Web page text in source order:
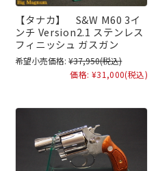
【タナカ】 S&W M60 3イ
ンチ Version2.1 ステンレス
フィニッシュ ガスガン
希望小売価格: ¥37,950(税込)
価格: ¥31,000(税込)